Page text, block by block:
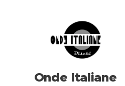
Onde Italiane